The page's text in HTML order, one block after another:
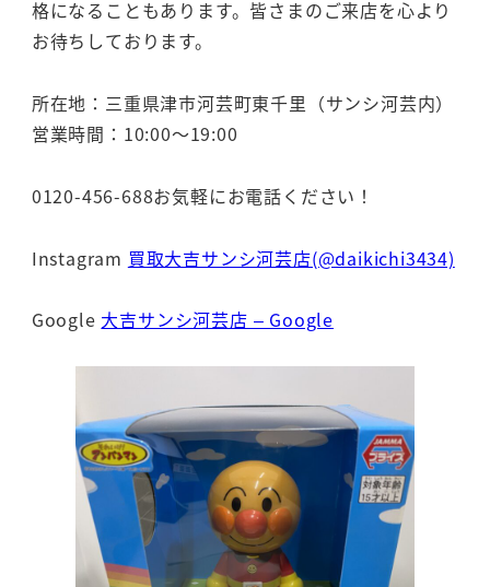
格になることもあります。皆さまのご来店を心より
お待ちしております。
所在地：三重県津市河芸町東千里（サンシ河芸内）
営業時間：10:00～19:00
0120-456-688お気軽にお電話ください！
Instagram 買取大吉サンシ河芸店(@daikichi3434)
Google 大吉サンシ河芸店 – Google